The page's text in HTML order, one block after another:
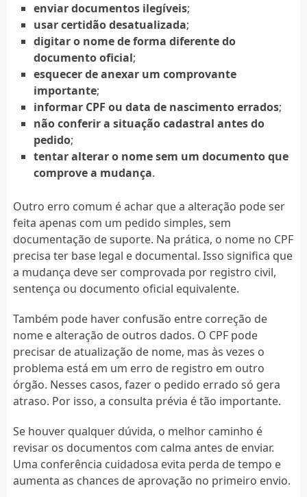
enviar documentos ilegíveis;
usar certidão desatualizada;
digitar o nome de forma diferente do
documento oficial;
esquecer de anexar um comprovante
importante;
informar CPF ou data de nascimento errados;
não conferir a situação cadastral antes do
pedido;
tentar alterar o nome sem um documento que
comprove a mudança.
Outro erro comum é achar que a alteração pode ser
feita apenas com um pedido simples, sem
documentação de suporte. Na prática, o nome no CPF
precisa ter base legal e documental. Isso significa que
a mudança deve ser comprovada por registro civil,
sentença ou documento oficial equivalente.
Também pode haver confusão entre correção de
nome e alteração de outros dados. O CPF pode
precisar de atualização de nome, mas às vezes o
problema está em um erro de registro em outro
órgão. Nesses casos, fazer o pedido errado só gera
atraso. Por isso, a consulta prévia é tão importante.
Se houver qualquer dúvida, o melhor caminho é
revisar os documentos com calma antes de enviar.
Uma conferência cuidadosa evita perda de tempo e
aumenta as chances de aprovação no primeiro envio.